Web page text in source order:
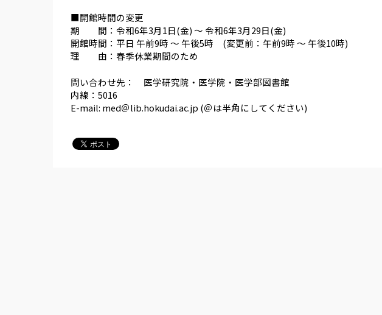
■開館時間の変更
期 間：令和6年3月1日(金) ～ 令和6年3月29日(金)
開館時間：平日 午前9時 ～ 午後5時 (変更前：午前9時 ～ 午後10時)
理 由：春季休業期間のため
問い合わせ先： 医学研究院・医学院・医学部図書館
内線：5016
E-mail: med＠lib.hokudai.ac.jp (＠は半角にしてください)